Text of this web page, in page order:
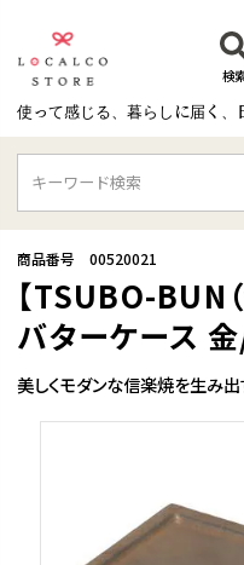
使って感じる、暮らしに届く、
検
美しくモダンな信楽焼を生み出
【TSUBO-BUN
バターケース
商品番号 00520021